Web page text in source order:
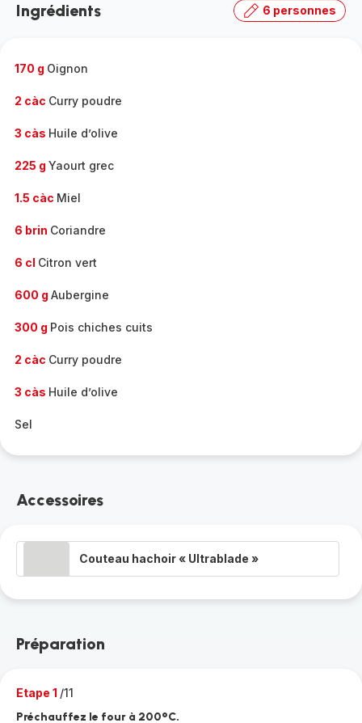
gamme
Ingrédients 6 personnes
170 g Oignon
2 càc Curry poudre
3 càs Huile d’olive
225 g Yaourt grec
1.5 càc Miel
6 brin Coriandre
6 cl Citron vert
600 g Aubergine
300 g Pois chiches cuits
2 càc Curry poudre
3 càs Huile d’olive
Sel
Accessoires
Couteau hachoir « Ultrablade »
Préparation
Etape 1 /11
Préchauffez le four à 200°C.